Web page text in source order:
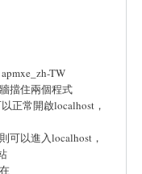
TW
擋住兩個程式
正常開啟localhost，
可以進入localhost，